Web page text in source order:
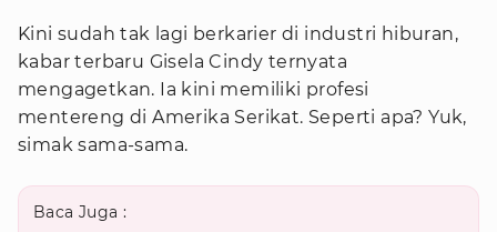
Kini sudah tak lagi berkarier di industri hiburan,
kabar terbaru Gisela Cindy ternyata
mengagetkan. Ia kini memiliki profesi
mentereng di Amerika Serikat. Seperti apa? Yuk,
simak sama-sama.
Baca Juga :